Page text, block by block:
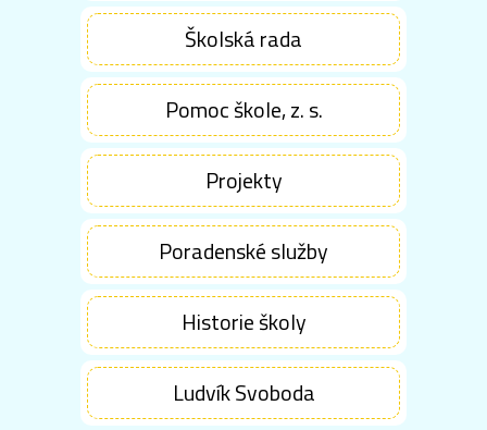
Školská rada
Pomoc škole, z. s.
Projekty
Poradenské služby
Historie školy
Ludvík Svoboda